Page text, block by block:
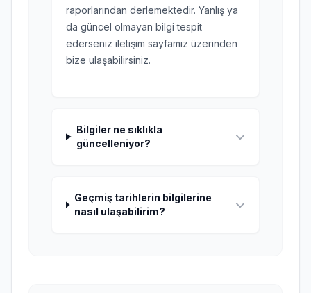
raporlarından derlemektedir. Yanlış ya
da güncel olmayan bilgi tespit
ederseniz iletişim sayfamız üzerinden
bize ulaşabilirsiniz.
Bilgiler ne sıklıkla
güncelleniyor?
Geçmiş tarihlerin bilgilerine
nasıl ulaşabilirim?